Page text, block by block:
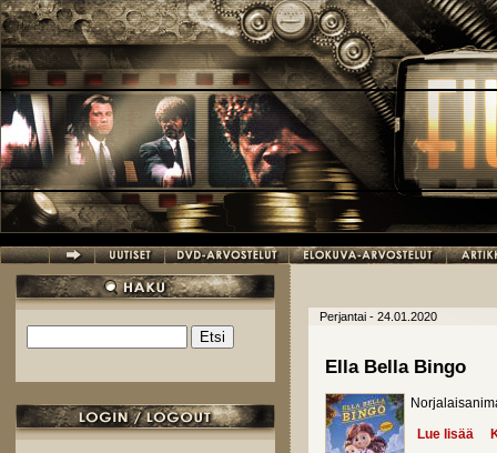
Hyppää pääsisältöön
Hakulomake
Perjantai - 24.01.2020
Ella Bella Bingo
Lue lisää